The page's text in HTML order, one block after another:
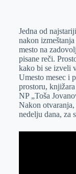
e
r
I
n
s
A
p
p
a
i
l
Jedna od
nakon
mesto na
pisane reči.
kako bi se izveli
Umesto mesec i
prostoru,
NP „Toša
Nakon
nedelju dana, za